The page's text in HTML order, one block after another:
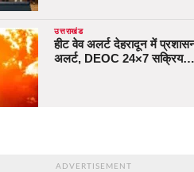
उत्तराखंड
हीट वेव अलर्ट देहरादून में
अलर्ट, DEOC 24×7 सक्रिय…
ADVERTISEMENT